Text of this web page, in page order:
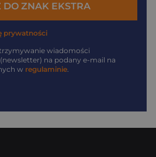
DO ZNAK EKSTRA
prywatności
wiadomości
na podany e-mail na
w regulaminie.